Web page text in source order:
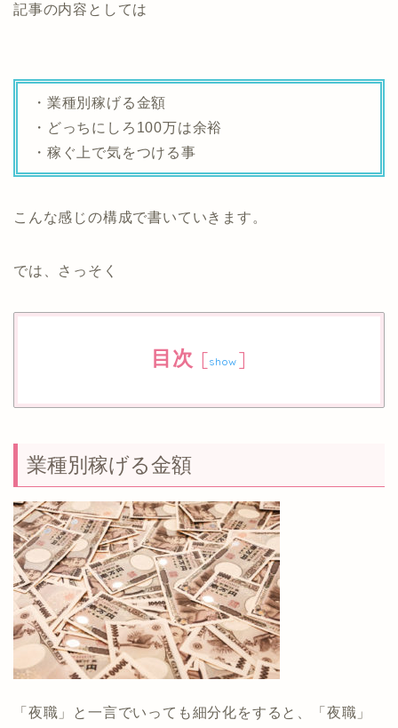
記事の内容としては
・業種別稼げる金額
・どっちにしろ100万は余裕
・稼ぐ上で気をつける事
こんな感じの構成で書いていきます。
では、さっそく
目次 [show ]
業種別稼げる金額
「夜職」と一言でいっても細分化をすると、「夜職」